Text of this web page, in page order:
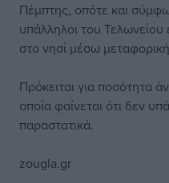
Πέμπτης, οπότε και
υπάλληλοι του
στο νησί μέσω
Πρόκειται για ποσότητα
οποία φαίνεται ότι δεν
παραστατικά.
zougla.gr